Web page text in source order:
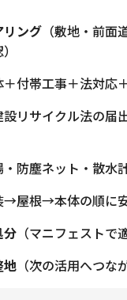
ング（敷地・前面
＋付帯工事＋法対応
設リサイクル法の
防塵ネット・散水計
→屋根→本体の順に安
分（マニフェストで
地（次の活用へつな